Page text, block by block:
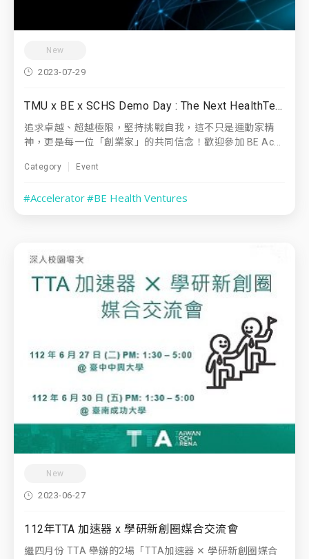
New
2023-07-29
TMU x BE x SCHS Demo Day : The Next HealthTech Frontier Transforming Hospitals
追求卓越、超越極限，堅持挑戰自我，這不只是運動家精
神，更是每一位「創業家」的共同信念！歡迎參加 BE Ac...
Category Event
#Accelerator#BE Health Ventures
New
2023-06-27
112年TTA 加速器 x 學研新創圈媒合交流會
繼四月份 TTA 舉辦的2場「TTA加速器 ✕ 學研新創圈媒合